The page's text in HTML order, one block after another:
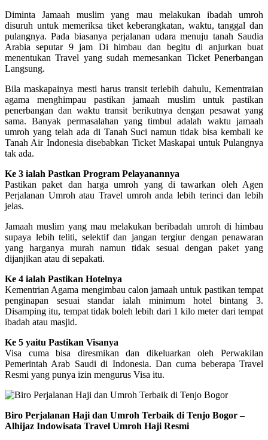
Diminta Jamaah muslim yang mau melakukan ibadah umroh
disuruh untuk memeriksa tiket keberangkatan, waktu, tanggal dan
pulangnya. Pada biasanya perjalanan udara menuju tanah Saudia
Arabia seputar 9 jam Di himbau dan begitu di anjurkan buat
menentukan Travel yang sudah memesankan Ticket Penerbangan
Langsung.
Bila maskapainya mesti harus transit terlebih dahulu, Kementraian
agama menghimpau pastikan jamaah muslim untuk pastikan
penerbangan dan waktu transit berikutnya dengan pesawat yang
sama. Banyak permasalahan yang timbul adalah waktu jamaah
umroh yang telah ada di Tanah Suci namun tidak bisa kembali ke
Tanah Air Indonesia disebabkan Ticket Maskapai untuk Pulangnya
tak ada.
Ke 3 ialah Pastkan Program Pelayanannya
Pastikan paket dan harga umroh yang di tawarkan oleh Agen
Perjalanan Umroh atau Travel umroh anda lebih terinci dan lebih
jelas.
Jamaah muslim yang mau melakukan beribadah umroh di himbau
supaya lebih teliti, selektif dan jangan tergiur dengan penawaran
yang harganya murah namun tidak sesuai dengan paket yang
dijanjikan atau di sepakati.
Ke 4 ialah Pastikan Hotelnya
Kementrian Agama mengimbau calon jamaah untuk pastikan tempat
penginapan sesuai standar ialah minimum hotel bintang 3.
Disamping itu, tempat tidak boleh lebih dari 1 kilo meter dari tempat
ibadah atau masjid.
Ke 5 yaitu Pastikan Visanya
Visa cuma bisa diresmikan dan dikeluarkan oleh Perwakilan
Pemerintah Arab Saudi di Indonesia. Dan cuma beberapa Travel
Resmi yang punya izin mengurus Visa itu.
Biro Perjalanan Haji dan Umroh Terbaik di Tenjo Bogor –
Alhijaz Indowisata Travel Umroh Haji Resmi